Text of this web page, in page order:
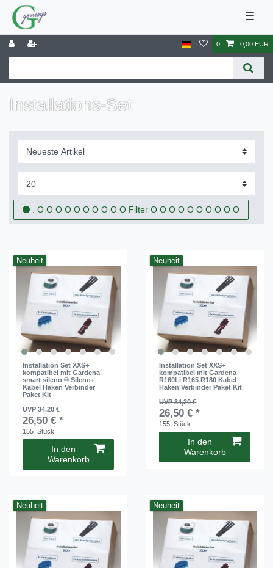
☰
0 0,00 EUR
Installations-Set
. O O O O O O O O O O Filter O O O O O O O O O O
Neuheit
Installation Set XXS+
kompatibel mit Gardena
smart sileno ® Sileno+
Kabel Haken Verbinder
Paket Kit
UVP 34,20 €
26,50 € *
155 Stück
In den
Warenkorb
Neuheit
Installation Set XXS+
kompatibel mit Gardena
R160Li R165 R180 Kabel
Haken Verbinder Paket Kit
UVP 34,20 €
26,50 € *
155 Stück
In den
Warenkorb
Neuheit Neuheit